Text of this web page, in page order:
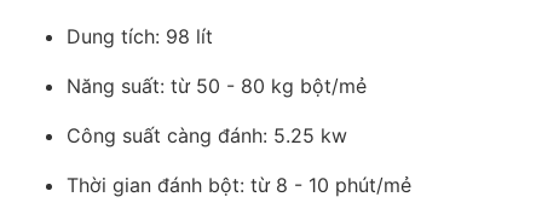
Dung tích: 98 lít
Năng suất: từ 50 - 80 kg bột/mẻ
Công suất càng đánh: 5.25 kw
Thời gian đánh bột: từ 8 - 10 phút/mẻ